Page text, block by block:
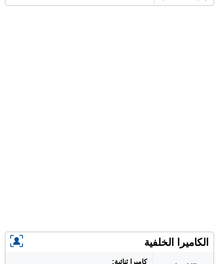
الكاميرا الخلفية
كاميرا ثنائية: